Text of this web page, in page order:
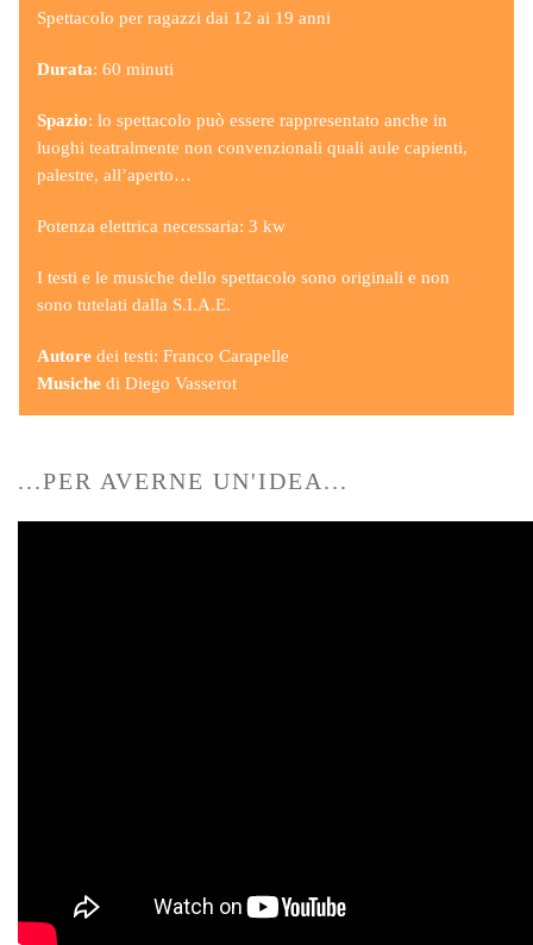
Spettacolo per ragazzi dai 12 ai 19 anni
Durata: 60 minuti
Spazio: lo spettacolo può essere rappresentato anche in
luoghi teatralmente non convenzionali quali aule capienti,
palestre, all’aperto…
Potenza elettrica necessaria: 3 kw
I testi e le musiche dello spettacolo sono originali e non
sono tutelati dalla S.I.A.E.
Autore dei testi: Franco Carapelle
Musiche di Diego Vasserot
...PER AVERNE UN'IDEA...